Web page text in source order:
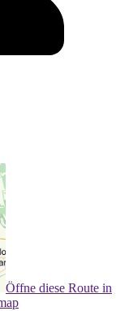
Öffne diese Route in